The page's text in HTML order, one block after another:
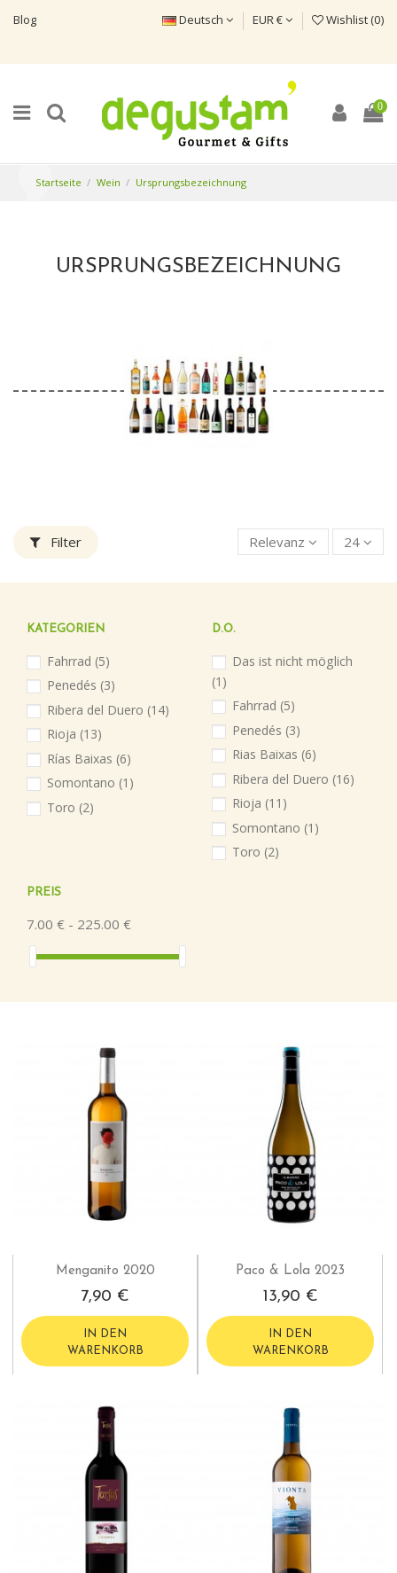
Blog Deutsch EUR € Wishlist (0)
0
Startseite Wein Ursprungsbezeichnung
URSPRUNGSBEZEICHNUNG
Filter Relevanz 24
KATEGORIEN
Fahrrad (5)
Penedés (3)
Ribera del Duero (14)
Rioja (13)
Rías Baixas (6)
Somontano (1)
Toro (2)
D.O.
Das ist nicht möglich
(1)
Fahrrad (5)
Penedés (3)
Rias Baixas (6)
Ribera del Duero (16)
Rioja (11)
Somontano (1)
Toro (2)
PREIS
7.00 € - 225.00 €
Menganito 2020
7,90 €
IN DEN
WARENKORB
Paco & Lola 2023
13,90 €
IN DEN
WARENKORB